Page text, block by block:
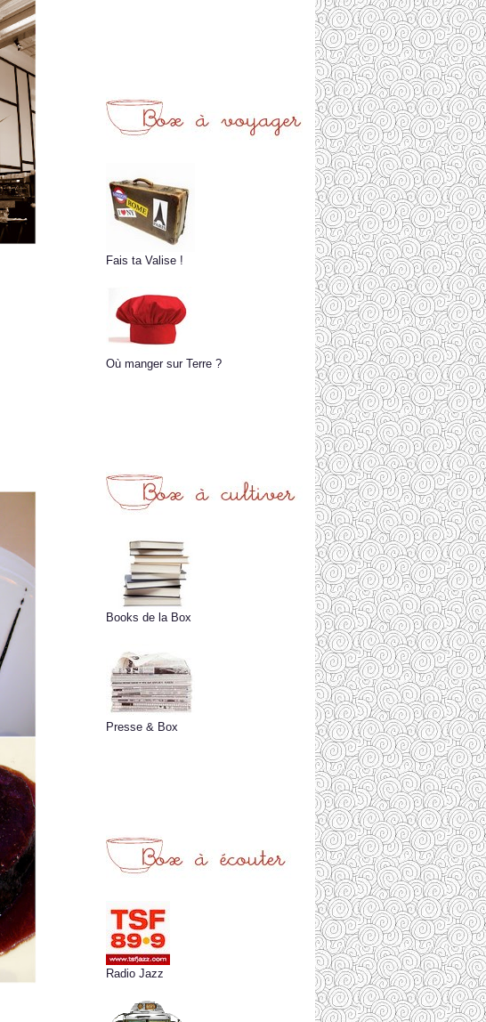
Fais ta Valise !
Où manger sur Terre ?
Books de la Box
Presse & Box
Radio Jazz